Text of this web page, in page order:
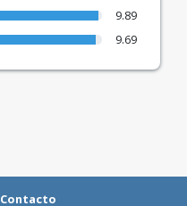
9.89
9.69
Contacto